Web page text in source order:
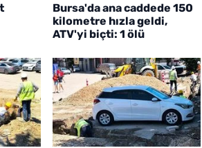
Bursa'da ana caddede 150
kilometre hızla geldi,
ATV'yi biçti: 1 ölü